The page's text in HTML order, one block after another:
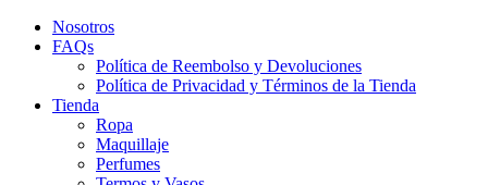
Nosotros
FAQs
Política de Reembolso y Devoluciones
Política de Privacidad y Términos de la Tienda
Tienda
Ropa
Maquillaje
Perfumes